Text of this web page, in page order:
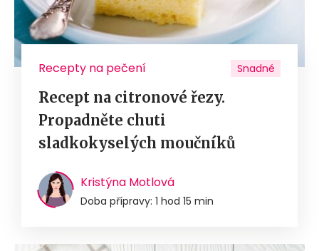
Recepty na pečení Snadné
Recept na citronové řezy.
Propadněte chuti
sladkokyselých moučníků
Kristýna Motlová
Doba přípravy: 1 hod 15 min